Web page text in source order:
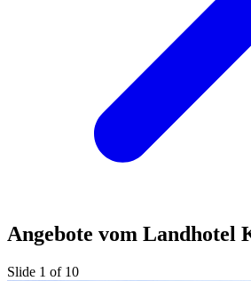
Angebote vom Landhotel
Slide 1 of 10